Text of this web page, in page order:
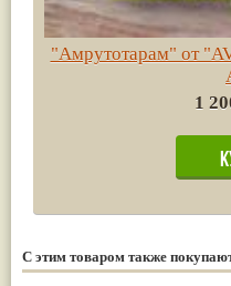
"Амрутотарам" от
1
С этим товаром также